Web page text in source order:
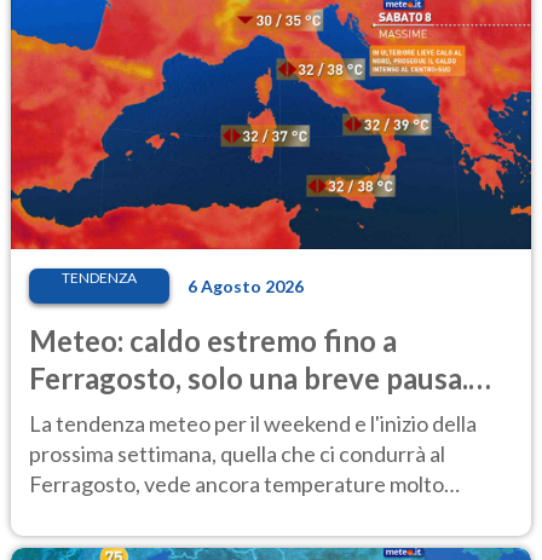
TENDENZA 6 Agosto 2026
Meteo: caldo estremo fino a
Ferragosto, solo una breve pausa.
Ecco dove
La tendenza meteo per il weekend e l'inizio della
prossima settimana, quella che ci condurrà al
Ferragosto, vede ancora temperature molto